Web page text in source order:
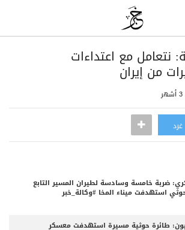
نتعامل مع اعتداءات
من إيران
غرد
ضربة خامسة وسادسة لطيران المسير التابع
استهدفت ميناء المخا #وكالة_خبر
طائرة حوثية مسيرة استهدفت معسكر